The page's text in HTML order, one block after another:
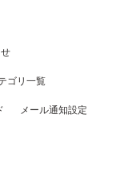
ゴリ一覧
メール通知設定